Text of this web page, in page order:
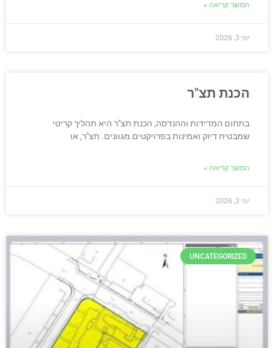
המשך קריאה »
יוני 3, 2026
הכנת תצ"ר
בתחום המדידות וההנדסה, הכנת תצ"ר היא תהליך קריטי
שמבטיח דיוק ואמינות בפרויקטים מגוונים. תצ"ר, או
המשך קריאה »
יוני 3, 2026
UNCATEGORIZED